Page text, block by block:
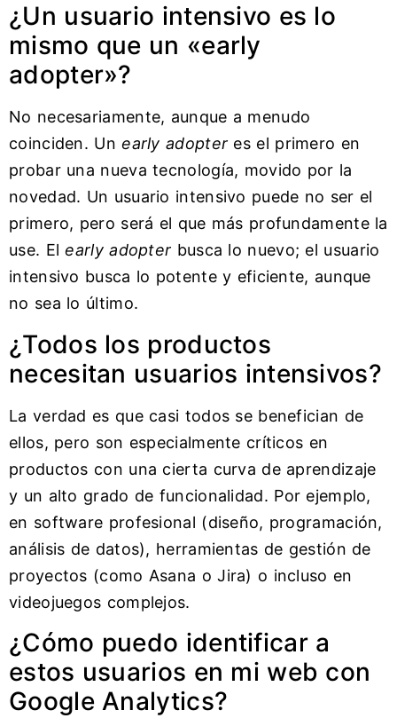
¿Un usuario intensivo es lo
mismo que un «early
adopter»?
No necesariamente, aunque a menudo
coinciden. Unearly adopter es el primero en
probar una nueva tecnología, movido por la
novedad. Un usuario intensivo puede no ser el
primero, pero será el que más profundamente la
use. Elearly adopter busca lo nuevo; el usuario
intensivo busca lo potente y eficiente, aunque
no sea lo último.
¿Todos los productos
necesitan usuarios intensivos?
La verdad es que casi todos se benefician de
ellos, pero son especialmente críticos en
productos con una cierta curva de aprendizaje
y un alto grado de funcionalidad. Por ejemplo,
en software profesional (diseño, programación,
análisis de datos), herramientas de gestión de
proyectos (como Asana o Jira) o incluso en
videojuegos complejos.
¿Cómo puedo identificar a
estos usuarios en mi web con
Google Analytics?